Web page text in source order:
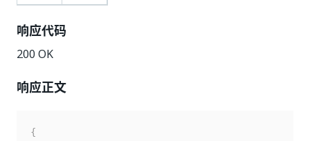
响应代码
200 OK
响应正文
{